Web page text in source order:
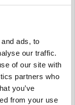
ads, to
our traffic.
of our site with
partners who
you’ve
from your use
る
データ移転メ
シー・ポリシ